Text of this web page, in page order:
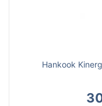
Hankook